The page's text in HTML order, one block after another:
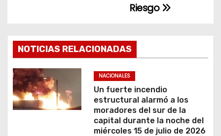
a
c
i
ó
Riesgo
NOTICIAS RELACIONADAS
NACIONALES
Un fuerte incendio
estructural alarmó a los
moradores del sur de la
capital durante la noche del
miércoles 15 de julio de 2026